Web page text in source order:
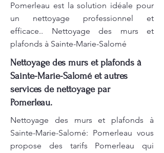
Pomerleau est la solution idéale pour
un nettoyage professionnel et
efficace.. Nettoyage des murs et
plafonds à Sainte-Marie-Salomé
Nettoyage des murs et plafonds à
Sainte-Marie-Salomé et autres
services de nettoyage par
Pomerleau.
Nettoyage des murs et plafonds à
Sainte-Marie-Salomé: Pomerleau vous
propose des tarifs Pomerleau qui